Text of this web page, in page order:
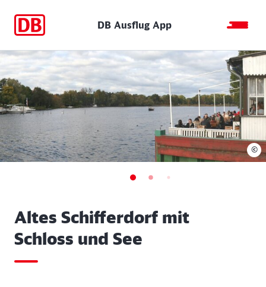
DB Ausflug App
Altes Schifferdorf mit
Schloss und See
©